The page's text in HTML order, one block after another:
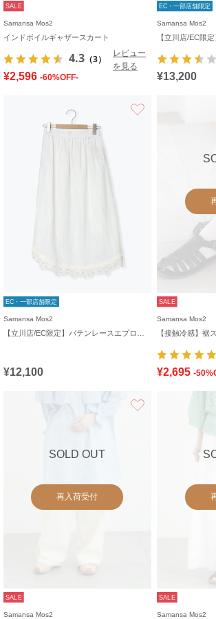
SALE
Samansa Mos2
インドボイルギャザースカート
4.3 （3）
レビュー
を見る
¥2,596 -60%OFF-
EC・一部店舗限定
Samansa Mos2
¥13,200
EC・一部店舗限定
Samansa Mos2
¥12,100
SALE
Samansa Mos2
¥2,695 -
SOLD OUT
再入荷受付
SALE
Samansa Mos2
SALE
Samansa Mos2